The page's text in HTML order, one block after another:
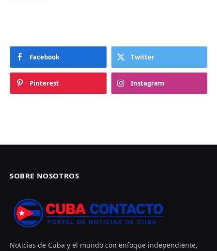
Facebook Twitter
Pinterest Instagram
SOBRE NOSOTROS
Noticias de Cuba y el mundo con enfoque independiente,